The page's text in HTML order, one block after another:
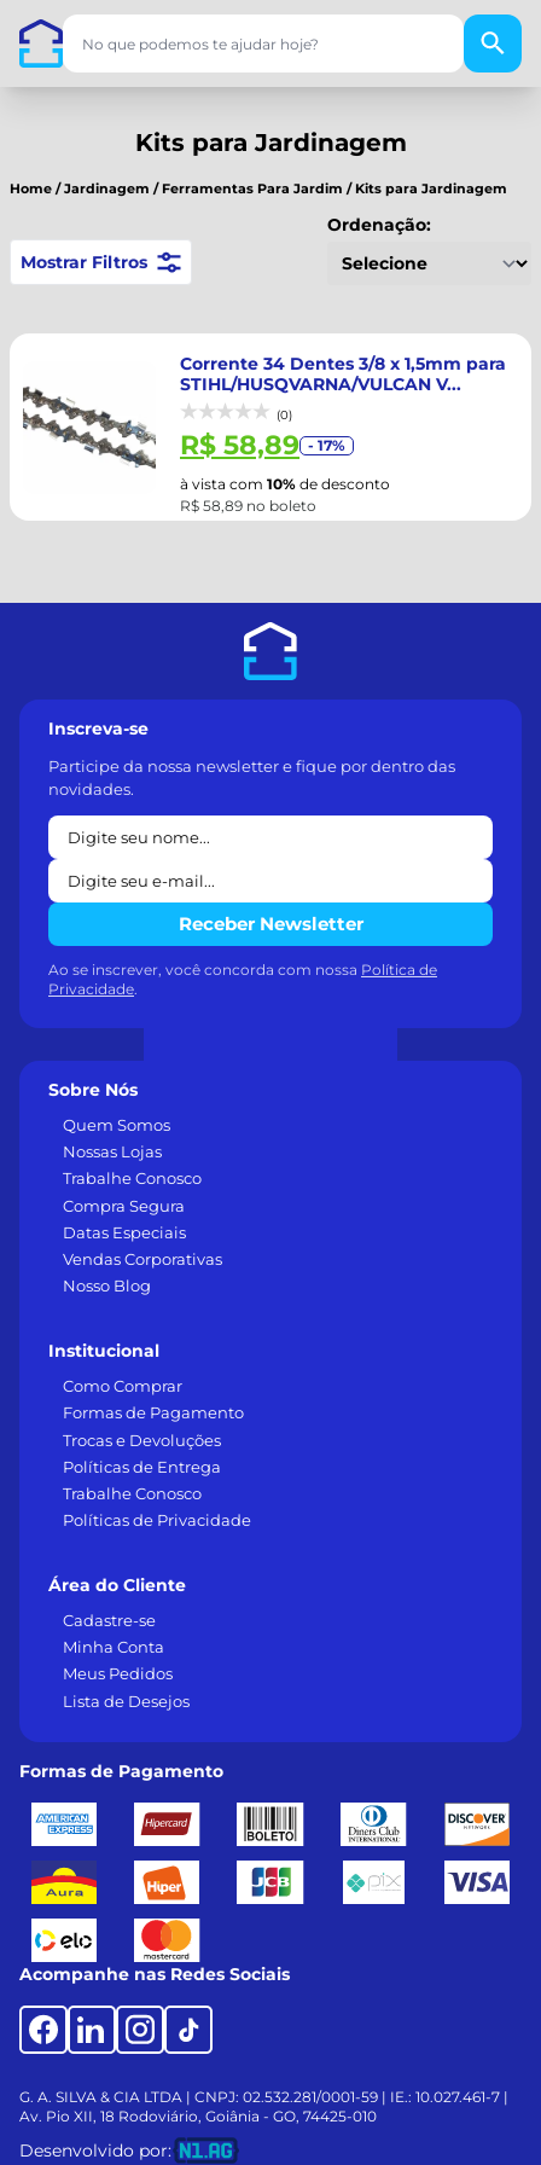
Kits para Jardinagem
Home /Jardinagem / Ferramentas Para Jardim / Kits para Jardinagem
Mostrar Filtros
Ordenação:
Corrente 34 Dentes 3/8 x 1,5mm para
STIHL/HUSQVARNA/VULCAN V...
(0)
R$ 58,89 - 17%
à vista com 10% de desconto
R$ 58,89 no boleto
Sobre Nós
Quem Somos
Nossas Lojas
Trabalhe Conosco
Compra Segura
Datas Especiais
Vendas Corporativas
Nosso Blog
Institucional
Como Comprar
Formas de Pagamento
Trocas e Devoluções
Políticas de Entrega
Trabalhe Conosco
Políticas de Privacidade
Área do Cliente
Cadastre-se
Minha Conta
Meus Pedidos
Lista de Desejos
Inscreva-se
Participe da nossa newsletter e fique por dentro das
novidades.
Receber Newsletter
Ao se inscrever, você concorda com nossa Política de
Privacidade.
Formas de Pagamento
Acompanhe nas Redes Sociais
G. A. SILVA & CIA LTDA | CNPJ: 02.532.281/0001-59 | IE.: 10.027.461-7 |
Av. Pio XII, 18 Rodoviário, Goiânia - GO, 74425-010
Desenvolvido por: